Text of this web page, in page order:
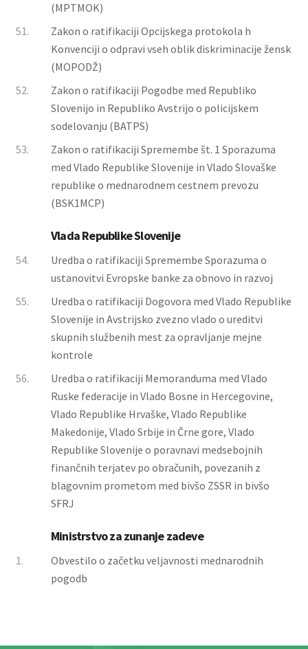
(MPTMOK)
51.
Zakon o ratifikaciji Opcijskega protokola h
Konvenciji o odpravi vseh oblik diskriminacije žensk
(MOPODŽ)
52.
Zakon o ratifikaciji Pogodbe med Republiko
Slovenijo in Republiko Avstrijo o policijskem
sodelovanju (BATPS)
53.
Zakon o ratifikaciji Spremembe št. 1 Sporazuma
med Vlado Republike Slovenije in Vlado Slovaške
republike o mednarodnem cestnem prevozu
(BSK1MCP)
Vlada Republike Slovenije
54.
Uredba o ratifikaciji Spremembe Sporazuma o
ustanovitvi Evropske banke za obnovo in razvoj
55.
Uredba o ratifikaciji Dogovora med Vlado Republike
Slovenije in Avstrijsko zvezno vlado o ureditvi
skupnih službenih mest za opravljanje mejne
kontrole
56.
Uredba o ratifikaciji Memoranduma med Vlado
Ruske federacije in Vlado Bosne in Hercegovine,
Vlado Republike Hrvaške, Vlado Republike
Makedonije, Vlado Srbije in Črne gore, Vlado
Republike Slovenije o poravnavi medsebojnih
finančnih terjatev po obračunih, povezanih z
blagovnim prometom med bivšo ZSSR in bivšo
SFRJ
Ministrstvo za zunanje zadeve
1.
Obvestilo o začetku veljavnosti mednarodnih
pogodb